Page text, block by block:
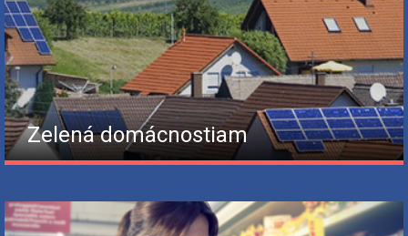
Zelená domácnostiam